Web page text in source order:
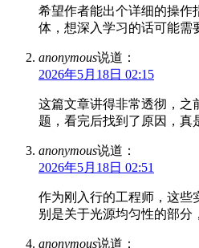
希望作者能出个详细的操作
体，想深入学习的话可能需
anonymous说道：
2026年5月18日 02:15
这篇文章讲得非常透彻，之
题，看完后找到了原因，真
anonymous说道：
2026年5月18日 02:51
作为刚入行的工程师，这些
别是关于光源均匀性的部分
anonymous说道：